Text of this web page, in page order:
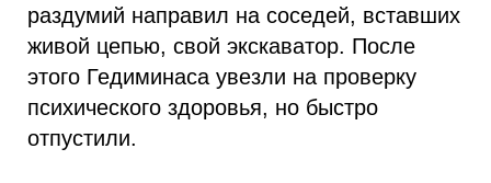
раздумий направил на соседей, вставших
живой цепью, свой экскаватор. После
этого Гедиминаса увезли на проверку
психического здоровья, но быстро
отпустили.